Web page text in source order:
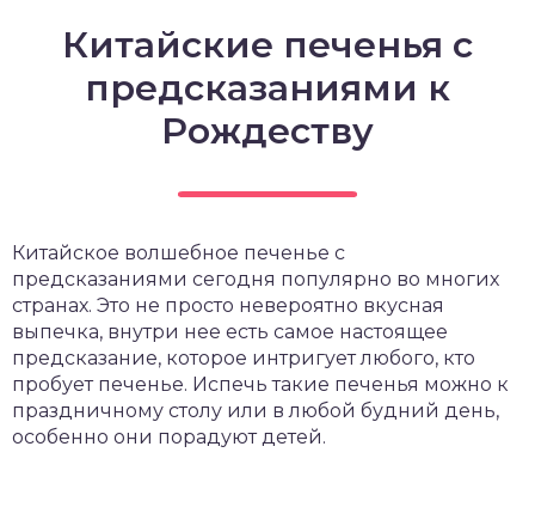
Китайские печенья с
предсказаниями к
Рождеству
Китайское волшебное печенье с
предсказаниями сегодня популярно во многих
странах. Это не просто невероятно вкусная
выпечка, внутри нее есть самое настоящее
предсказание, которое интригует любого, кто
пробует печенье. Испечь такие печенья можно к
праздничному столу или в любой будний день,
особенно они порадуют детей.